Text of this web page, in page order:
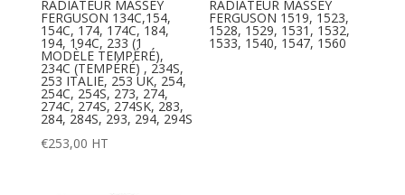
RADIATEUR MASSEY
FERGUSON 134C,154,
154C, 174, 174C, 184,
194, 194C, 233 (1
MODÈLE TEMPÉRÉ),
234C (TEMPÉRÉ) , 234S,
253 ITALIE, 253 UK, 254,
254C, 254S, 273, 274,
274C, 274S, 274SK, 283,
284, 284S, 293, 294, 294S
€253,00 HT
RADIATEUR MASSEY
FERGUSON 1519, 1523,
1528, 1529, 1531, 1532,
1533, 1540, 1547, 1560